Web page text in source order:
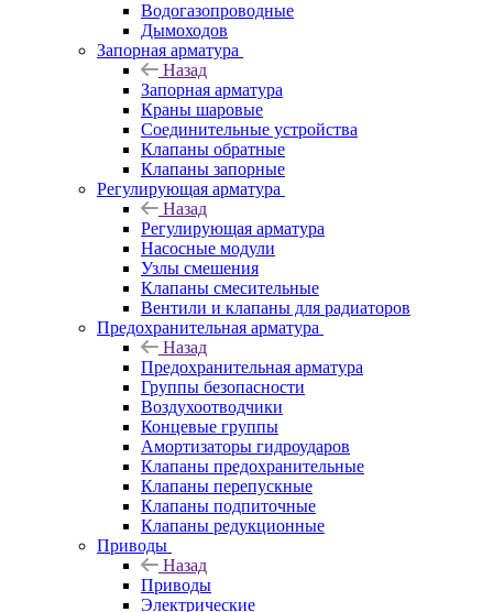
Водогазопроводные
Дымоходов
Запорная арматура
Назад
Запорная арматура
Краны шаровые
Соединительные устройства
Клапаны обратные
Клапаны запорные
Регулирующая арматура
Назад
Регулирующая арматура
Насосные модули
Узлы смешения
Клапаны смесительные
Вентили и клапаны для радиаторов
Предохранительная арматура
Назад
Предохранительная арматура
Группы безопасности
Воздухоотводчики
Концевые группы
Амортизаторы гидроударов
Клапаны предохранительные
Клапаны перепускные
Клапаны подпиточные
Клапаны редукционные
Приводы
Назад
Приводы
Электрические